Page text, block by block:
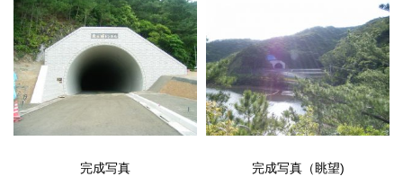
完成写真 完成写真（眺望)